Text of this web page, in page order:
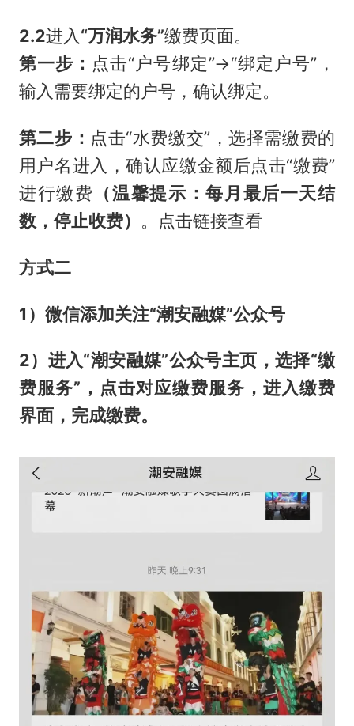
2.2进入“万润水务”缴费页面。
第一步： 点击“户号绑定”→“绑定户号”，
输入需要绑定的户号，确认绑定。
第二步： 点击“水费缴交”，选择需缴费的
用户名进入，确认应缴金额后点击“缴费”
进行缴费 （温馨提示：每月最后一天结
数，停止收费） 。点击链接查看
方式二
1）微信添加关注“潮安融媒”公众号
2）进入“潮安融媒”公众号主页，选择“缴
费服务”，点击对应缴费服务，进入缴费
界面，完成缴费。